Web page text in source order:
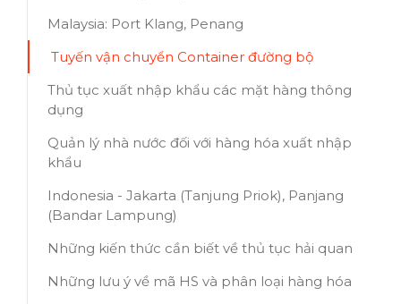
Malaysia: Port Klang, Penang
Tuyến vận chuyển Container đường bộ
Thủ tục xuất nhập khẩu các mặt hàng thông
dụng
Quản lý nhà nước đối với hàng hóa xuất nhập
khẩu
Indonesia - Jakarta (Tanjung Priok), Panjang
(Bandar Lampung)
Những kiến thức cần biết về thủ tục hải quan
Những lưu ý về mã HS và phân loại hàng hóa